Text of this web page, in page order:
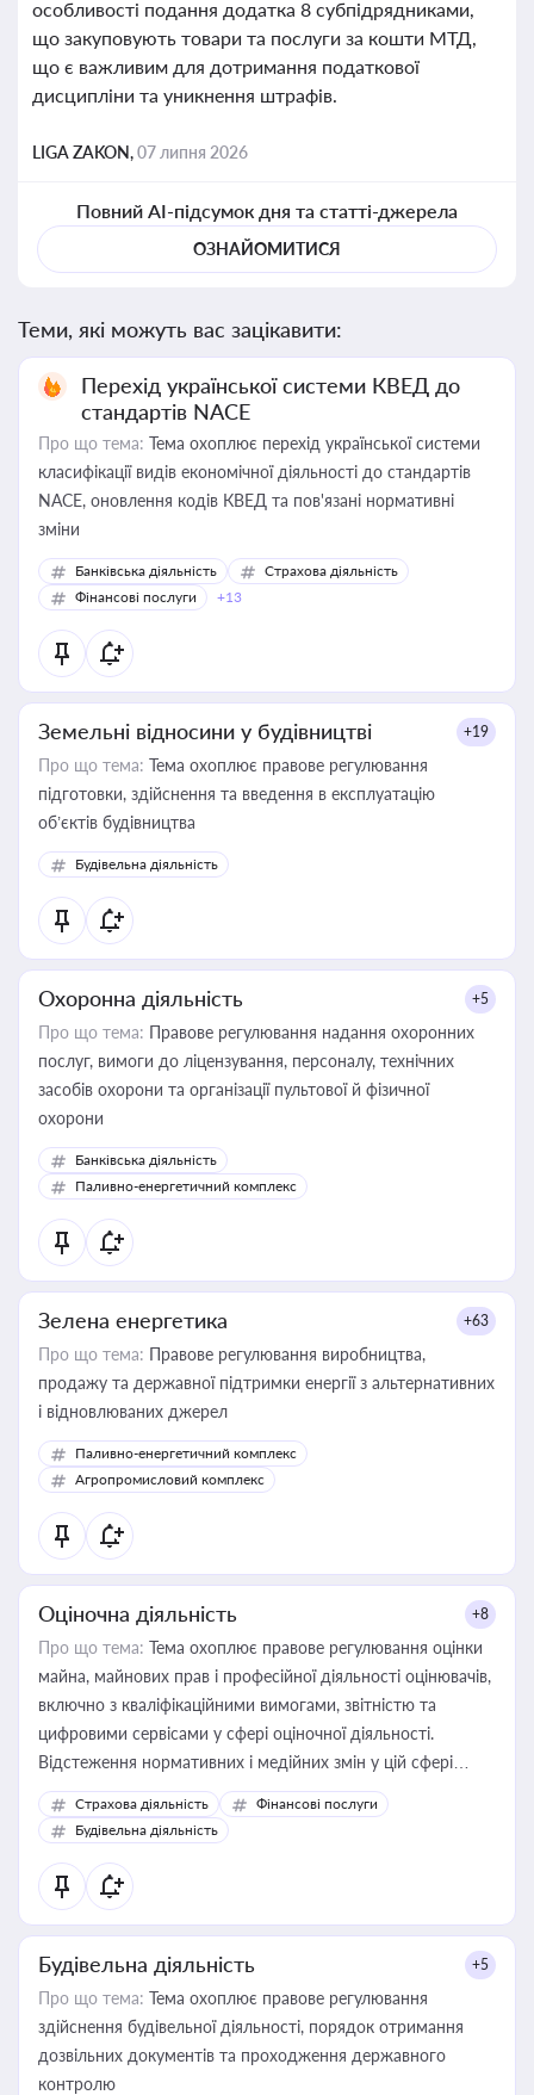
особливості подання додатка 8 субпідрядниками,
що закуповують товари та послуги за кошти МТД,
що є важливим для дотримання податкової
дисципліни та уникнення штрафів.
LIGA ZAKON,07 липня 2026
Повний AI-підсумок дня та статті-джерела
ОЗНАЙОМИТИСЯ
Теми, які можуть вас зацікавити:
Перехід української системи КВЕД до
стандартів NACE
Про що тема: Тема охоплює перехід української системи
класифікації видів економічної діяльності до стандартів
NACE, оновлення кодів КВЕД та пов'язані нормативні
зміни
Банківська діяльність
Страхова діяльність
Фінансові послуги
+13
Земельні відносини у будівництві +19
Про що тема: Тема охоплює правове регулювання
підготовки, здійснення та введення в експлуатацію
об’єктів будівництва
Будівельна діяльність
Охоронна діяльність +5
Про що тема: Правове регулювання надання охоронних
послуг, вимоги до ліцензування, персоналу, технічних
засобів охорони та організації пультової й фізичної
охорони
Банківська діяльність
Паливно-енергетичний комплекс
Зелена енергетика +63
Про що тема: Правове регулювання виробництва,
продажу та державної підтримки енергії з альтернативних
і відновлюваних джерел
Паливно-енергетичний комплекс
Агропромисловий комплекс
Оціночна діяльність +8
Про що тема: Тема охоплює правове регулювання оцінки
майна, майнових прав і професійної діяльності оцінювачів,
включно з кваліфікаційними вимогами, звітністю та
цифровими сервісами у сфері оціночної діяльності.
Відстеження нормативних і медійних змін у цій сфері
корисне для власника бізнесу, керівника, юриста або
бухгалтера під час оподаткування, приватизації, оренди
державного майна, корпоративних угод і перевірки
статусу суб'єктів оціночної діяльності
Страхова діяльність
Фінансові послуги
Будівельна діяльність
Будівельна діяльність +5
Про що тема: Тема охоплює правове регулювання
здійснення будівельної діяльності, порядок отримання
дозвільних документів та проходження державного
контролю